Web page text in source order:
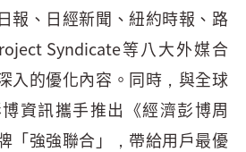
報、日經新聞、紐約時報、路
Syndicate等八大外媒合
入的優化內容。同時，與全球
資訊攜手推出《經濟彭博周
「強強聯合」，帶給用戶最優